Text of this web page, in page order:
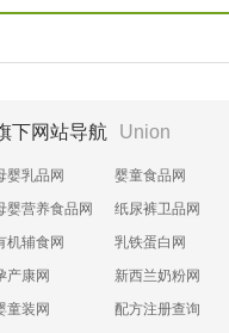
下网站导航 Union
婴乳品网 婴童食品网
婴营养食品网
纸尿裤卫品网
机辅食网
乳铁蛋白网
产康网
新西兰奶粉网
童装网
配方注册查询